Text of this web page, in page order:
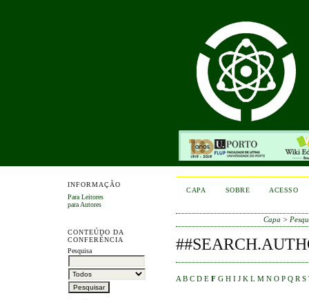
INFORMAÇÃO
Para Leitores
para Autores
CONTEÚDO DA
CONFERÊNCIA
Pesquisa
CAPA SOBRE
ACESSO
Capa >
A B C D E F G H I J K L M N O P Q R S